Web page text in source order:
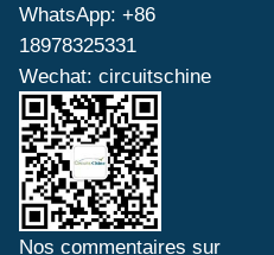
WhatsApp: +86
18978325331
Wechat: circuitschine
Nos commentaires sur